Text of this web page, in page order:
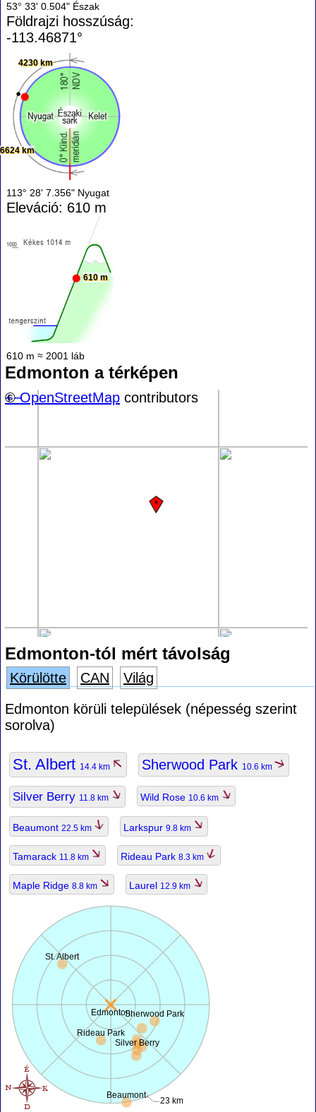
53° 33' 0.504" Észak
Földrajzi hosszúság:
-113.46871°
6624 km
4230 km
113° 28' 7.356" Nyugat
Eleváció: 610 m
610 m
610 m ≈ 2001 láb
Edmonton a térképen
+−
©OpenStreetMap contributors
Edmonton-tól mért távolság
Körülötte CAN
Világ
Edmonton körüli települések (népesség szerint
sorolva)
St. Albert 14.4 km Sherwood Park 10.6 km
Silver Berry 11.8 km Wild Rose 10.6 km
Beaumont 22.5 km Larkspur 9.8 km
Tamarack 11.8 km Rideau Park 8.3 km
Maple Ridge 8.8 km Laurel 12.9 km
Edmonton
23 km
St. Albert
Sherwood Park
Silver Berry
Beaumont
Rideau Park